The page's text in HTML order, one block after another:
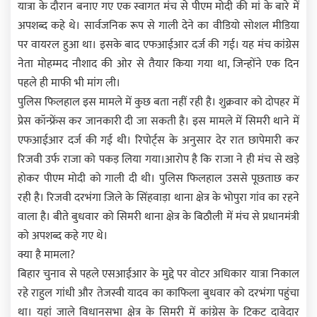
यात्रा के दौरान बनाए गए एक स्वागत मंच से पीएम मोदी की मां के बारे में
अपशब्द कहे थे। सार्वजनिक रूप से गाली देने का वीडियो सोशल मीडिया
पर वायरल हुआ था। इसके बाद एफआईआर दर्ज की गई। यह मंच कांग्रेस
नेता मोहम्मद नौशाद की ओर से तैयार किया गया था, जिन्होंने एक दिन
पहले ही माफी भी मांग ली।
पुलिस फिलहाल इस मामले में कुछ बता नहीं रही है। शुक्रवार को दोपहर में
प्रेस कॉन्फ्रेंस कर जानकारी दी जा सकती है। इस मामले में सिमरी थाने में
एफआईआर दर्ज की गई थी। रिपोर्ट्स के अनुसार देर रात छापेमारी कर
रिजवी उर्फ राजा को पकड़ लिया गया।आरोप है कि राजा ने ही मंच से खड़े
होकर पीएम मोदी को गाली दी थी। पुलिस फिलहाल उससे पूछताछ कर
रही है। रिजवी दरभंगा जिले के सिंहवाड़ा थाना क्षेत्र के भोपुरा गांव का रहने
वाला है। बीते बुधवार को सिमरी थाना क्षेत्र के बिठौली में मंच से प्रधानमंत्री
को अपशब्द कहे गए थे।
क्या है मामला?
बिहार चुनाव से पहले एसआईआर के मुद्दे पर वोटर अधिकार यात्रा निकाल
रहे राहुल गांधी और तेजस्वी यादव का काफिला बुधवार को दरभंगा पहुंचा
था। यहां जाले विधानसभा क्षेत्र के सिमरी में कांग्रेस के टिकट दावेदार